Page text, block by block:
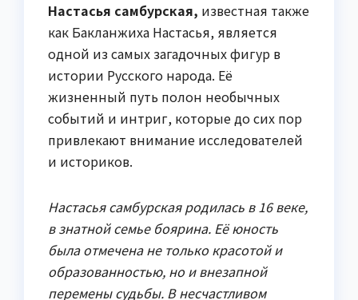
Настасья самбурская, известная также
как Бакланжиха Настасья, является
одной из самых загадочных фигур в
истории Русского народа. Её
жизненный путь полон необычных
событий и интриг, которые до сих пор
привлекают внимание исследователей
и историков.
Настасья самбурская родилась в 16 веке,
в знатной семье боярина. Её юность
была отмечена не только красотой и
образованностью, но и внезапной
перемены судьбы. В несчастливом